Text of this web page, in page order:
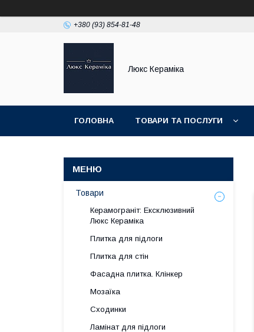
+380 (93) 854-81-48
Люкс Кераміка
ГОЛОВНА ТОВАРИ ТА ПОСЛУГИ
Товари
Керамограніт: Ексклюзивний
Люкс Кераміка
Плитка для підлоги
Плитка для стін
Фасадна плитка. Клінкер
Мозаїка
Сходинки
Ламінат для підлоги